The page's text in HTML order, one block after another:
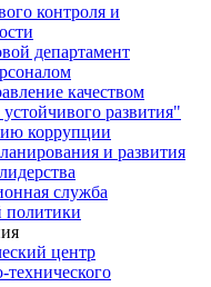
контроля и
департамент
качеством
развития"
коррупции
и развития
служба
политики
центр
технического